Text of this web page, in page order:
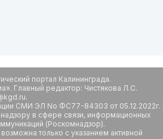
портал Калининграда.
Главный редактор: Чистякова Л.С.
СМИ ЭЛ No ФС77-84303 от
в сфере связи, информационных
(Роскомнадзор).
только с указанием активной